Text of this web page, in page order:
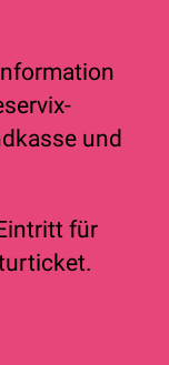
und
für